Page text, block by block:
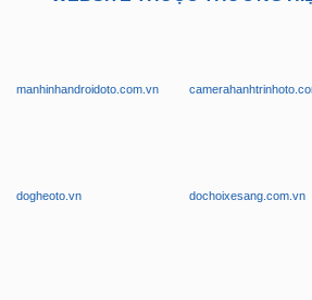
manhinhandroidoto.com.vn
dogheoto.vn dochoixesang.com.vn